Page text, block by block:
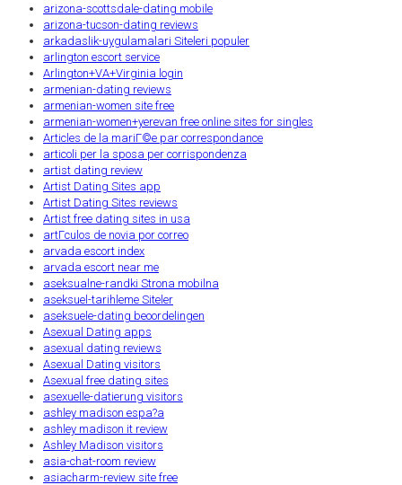
arizona-scottsdale-dating mobile
arizona-tucson-dating reviews
arkadaslik-uygulamalari Siteleri populer
arlington escort service
Arlington+VA+Virginia login
armenian-dating reviews
armenian-women site free
armenian-women+yerevan free online sites for singles
Articles de la mariГ©e par correspondance
articoli per la sposa per corrispondenza
artist dating review
Artist Dating Sites app
Artist Dating Sites reviews
Artist free dating sites in usa
artГ­culos de novia por correo
arvada escort index
arvada escort near me
aseksualne-randki Strona mobilna
aseksuel-tarihleme Siteler
aseksuele-dating beoordelingen
Asexual Dating apps
asexual dating reviews
Asexual Dating visitors
Asexual free dating sites
asexuelle-datierung visitors
ashley madison espa?a
ashley madison it review
Ashley Madison visitors
asia-chat-room review
asiacharm-review site free